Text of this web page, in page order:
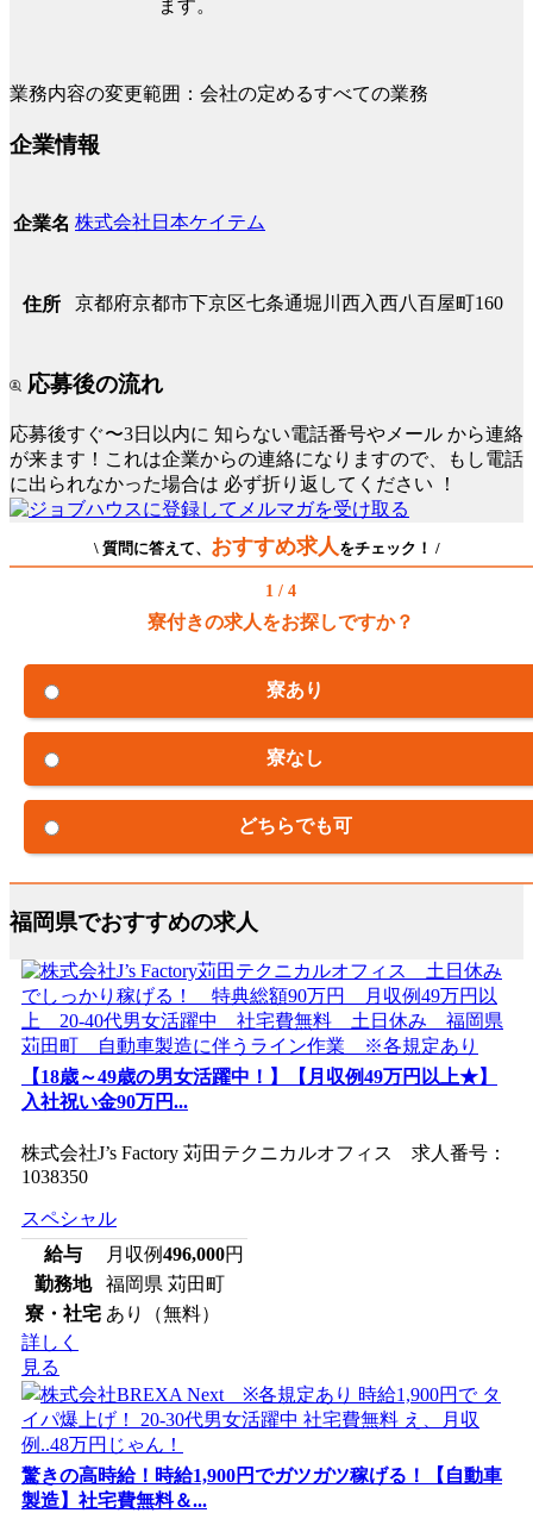
ます。
業務内容の変更範囲：会社の定めるすべての業務
企業情報
企業名 株式会社日本ケイテム
住所 京都府京都市下京区七条通堀川西入西八百屋町160
応募後の流れ
応募後すぐ〜3日以内に 知らない電話番号やメール から連絡
が来ます！これは企業からの連絡になりますので、もし電話
に出られなかった場合は 必ず折り返してください ！
\ 質問に答えて、 おすすめ求人 をチェック！ /
1 / 4
寮付きの求人をお探しですか？
寮あり
寮なし
どちらでも可
福岡県でおすすめの求人
【18歳～49歳の男女活躍中！】【月収例49万円以上★】
入社祝い金90万円...
株式会社J’s Factory 苅田テクニカルオフィス 求人番号：
1038350
スペシャル
給与
月収例496,000円
勤務地
福岡県 苅田町
寮・社宅 あり（無料）
詳しく
見る
驚きの高時給！時給1,900円でガツガツ稼げる！【自動車
製造】社宅費無料＆...